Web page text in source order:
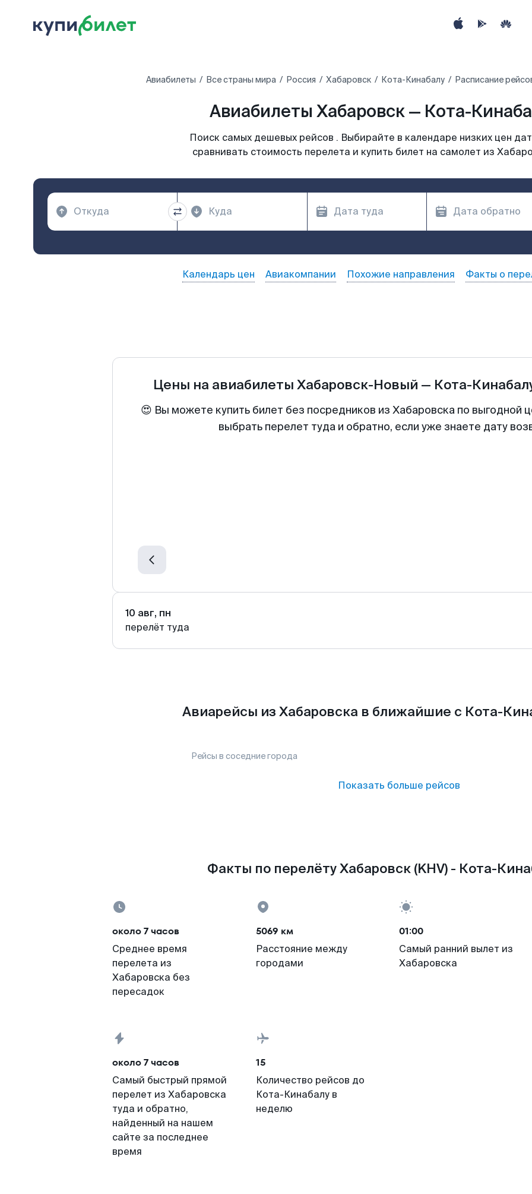
Авиабилеты Все страны мира Россия Хабаровск Кота-Кинабалу Расписание
Авиабилеты Хабаровск — Кота-
Поиск самых дешевых рейсов . Выбирайте в календаре низких цен
сравнивать стоимость перелета и купить билет на самолет из
Календарь цен Авиакомпании Похожие направления Факты о
Цены на авиабилеты Хабаровск-Новый — Кота-
😍 Вы можете купить билет без посредников из Хабаровска по выгодной
выбрать перелет туда и обратно, если уже знаете дату
10 авг, пн
перелёт туда
Авиарейсы из Хабаровска в ближайшие с Кота-
Рейсы в соседние города
Показать больше рейсов
Факты по перелёту Хабаровск (KHV) - Кота-
около 7 часов
Среднее время
перелета из
Хабаровска без
пересадок
5069 км
Расстояние между
городами
01:00
Самый ранний вылет из
Хабаровска
около 7 часов
Самый быстрый прямой
перелет из Хабаровска
туда и обратно,
найденный на нашем
сайте за последнее
время
15
Количество рейсов до
Кота-Кинабалу в
неделю